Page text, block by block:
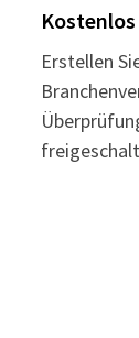
Erstellen